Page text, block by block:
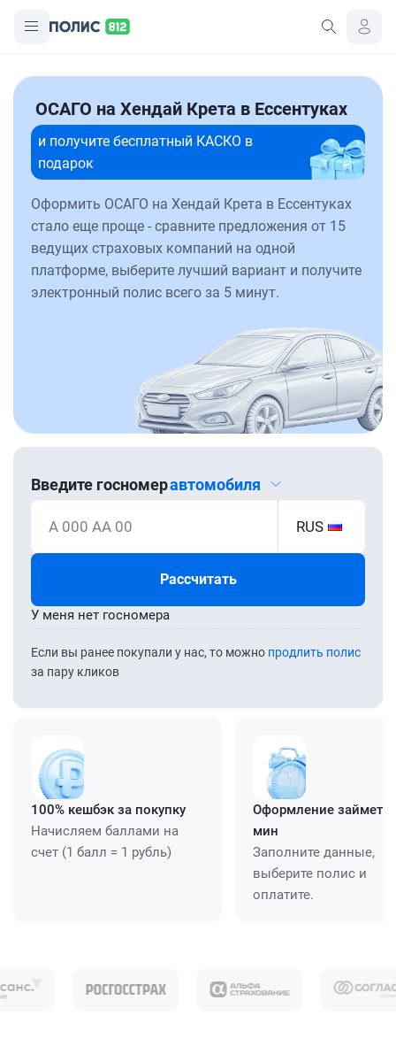
ОСАГО на Хендай Крета в Ессентуках
и получите бесплатный КАСКО в
подарок
Оформить ОСАГО на Хендай Крета в Ессентуках
стало еще проще - сравните предложения от 15
ведущих страховых компаний на одной
платформе, выберите лучший вариант и получите
электронный полис всего за 5 минут.
Введите госномеравтомобиля
А 000 АА 00 RUS
Рассчитать
Если вы ранее покупали у нас, то можно продлить полис
за пару кликов
У меня нет госномера
100% кешбэк за покупку
Начисляем баллами на
счет (1 балл = 1 рубль)
Оформление займет
мин
Заполните данные,
выберите полис и
оплатите.